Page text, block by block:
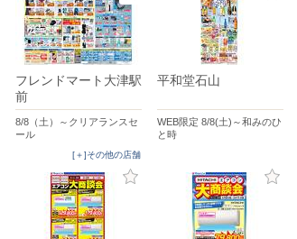
フレンドマート大津駅
前
8/8（土）～クリアランスセ
ール
[＋]その他の店舗
平和堂石山
WEB限定 8/8(土)～和みのひ
と時